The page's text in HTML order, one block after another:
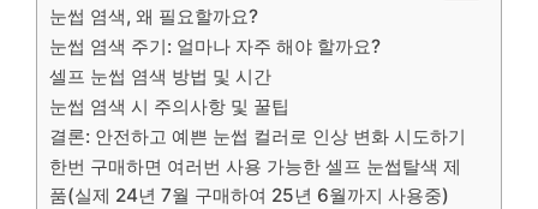
눈썹 염색, 왜 필요할까요?
눈썹 염색 주기: 얼마나 자주 해야 할까요?
셀프 눈썹 염색 방법 및 시간
눈썹 염색 시 주의사항 및 꿀팁
결론: 안전하고 예쁜 눈썹 컬러로 인상 변화 시도하기
한번 구매하면 여러번 사용 가능한 셀프 눈썹탈색 제
품(실제 24년 7월 구매하여 25년 6월까지 사용중)